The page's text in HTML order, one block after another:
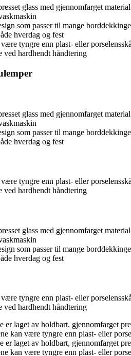
glass med gjennomfarget
som passer til mange
hverdag og fest
tyngre enn plast- eller
ved hardhendt håndtering
glass med gjennomfarget
som passer til mange
hverdag og fest
tyngre enn plast- eller
ved hardhendt håndtering
glass med gjennomfarget
som passer til mange
hverdag og fest
tyngre enn plast- eller
ved hardhendt håndtering
er laget av holdbart, gjennomfarget
kan være tyngre enn plast- eller
er laget av holdbart, gjennomfarget
kan være tyngre enn plast- eller